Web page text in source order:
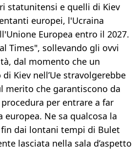
statunitensi e quelli di Kiev
europei, l'Ucraina
Europea entro il 2027.
Times", sollevando gli ovvi
dal momento che un
Kiev nell’Ue stravolgerebbe
merito che garantiscono da
per entrare a far
Ne sa qualcosa la
dai lontani tempi di Bulet
lasciata nella sala d’aspetto